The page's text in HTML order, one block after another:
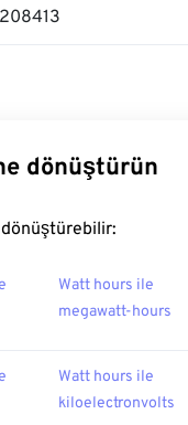
dönüştürün
Watt hours ile
megawatt-hours
Watt hours ile
kiloelectronvolts